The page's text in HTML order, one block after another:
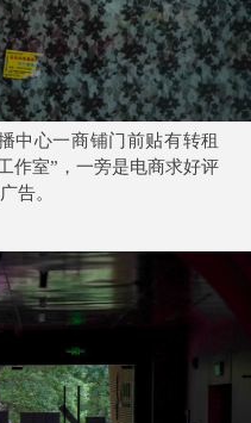
中心一商铺门前贴有转租
作室”，一旁是电商求好评
告。